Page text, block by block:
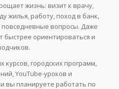
жизнь: визит к врачу,
жилья, работу, поход в банк,
вопросы. Даже
быстрее ориентироваться и
курсов, городских программ,
YouTube-уроков и
вы планируете работать по